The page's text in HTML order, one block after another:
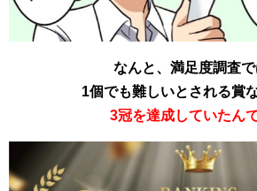
なんと、満足度調査で
1個でも難しいとされる賞
3冠を達成していたん